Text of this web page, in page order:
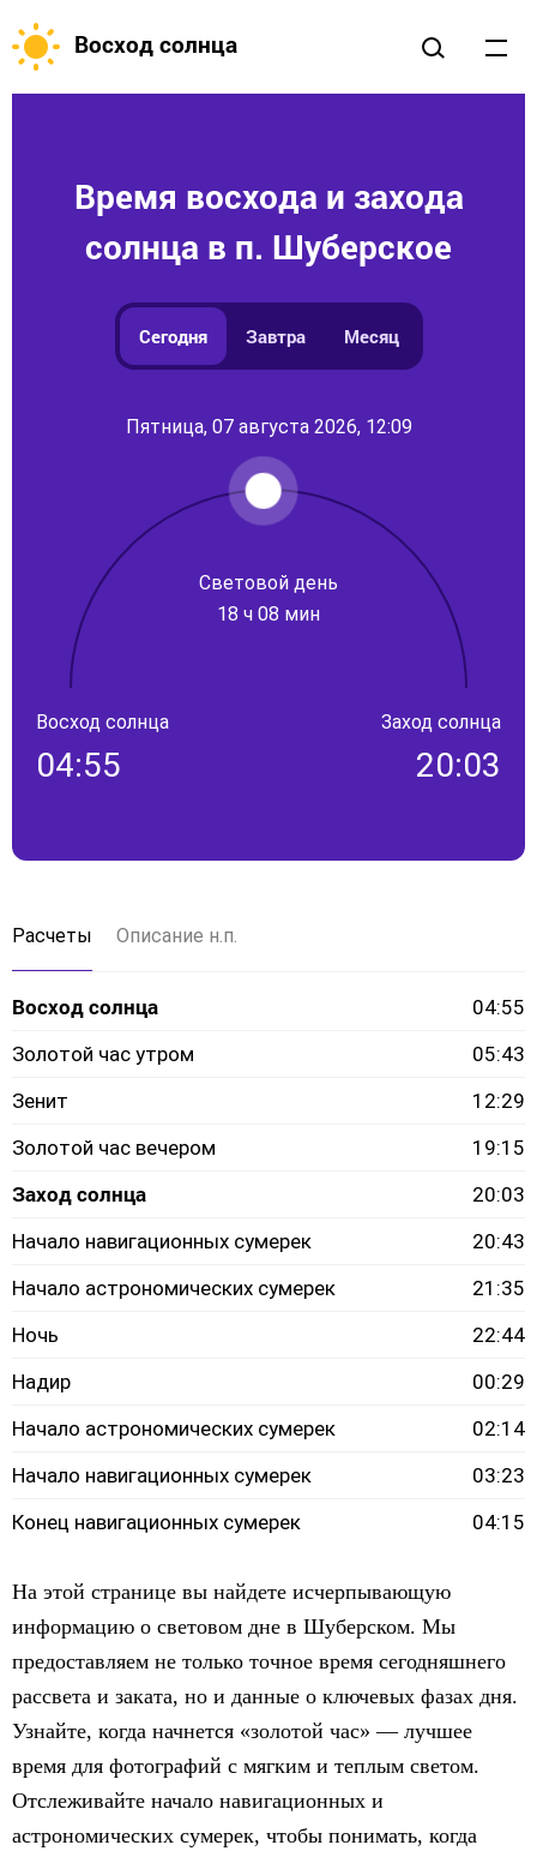
Восход солнца
Время восхода и захода
солнца в п. Шуберское
Сегодня Завтра Месяц
Пятница, 07 августа 2026, 12:09
Световой день
18 ч 08 мин
Восход солнца
04:55
Заход солнца
20:03
Расчеты Описание н.п.
Восход солнца
04:55
Золотой час утром
05:43
Зенит
12:29
Золотой час вечером
19:15
Заход солнца
20:03
Начало навигационных сумерек
20:43
Начало астрономических сумерек
21:35
Ночь
22:44
Надир
00:29
Начало астрономических сумерек
02:14
Начало навигационных сумерек
03:23
Конец навигационных сумерек
04:15
На этой странице вы найдете исчерпывающую
информацию о световом дне в Шуберском. Мы
предоставляем не только точное время сегодняшнего
рассвета и заката, но и данные о ключевых фазах дня.
Узнайте, когда начнется «золотой час» — лучшее
время для фотографий с мягким и теплым светом.
Отслеживайте начало навигационных и
астрономических сумерек, чтобы понимать, когда